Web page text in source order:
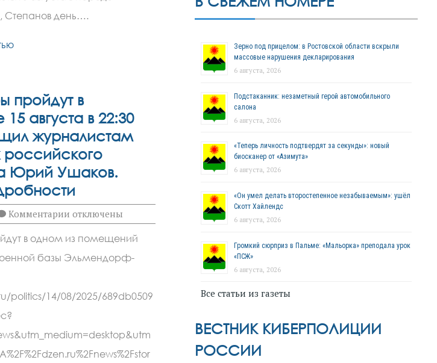
Степанов день….
пройдут в
августа в 22:30
журналистам
Юрий Ушаков.
Комментарии к
записи
пройдут
в
Анкоридже
в
22:30
журналистам
российского
отключены
в одном из помещений
базы Эльмендорф-
politics/14/08/2025/689db0509
Зерно под прицелом: в Ростовской области вскрыли
массовые нарушения декларирования
6 августа, 2026
Подстаканник: незаметный герой автомобильного
салона
6 августа, 2026
«Теперь личность подтвердят за секунды»: новый
биосканер от «Азимута»
6 августа, 2026
«Он умел делать второстепенное незабываемым»: ушёл
Скотт Хайлендс
6 августа, 2026
Громкий сюрприз в Пальме: «Мальорка» преподала урок
«ПСЖ»
6 августа, 2026
Все статьи из газеты
ВЕСТНИК КИБЕРПОЛИЦИИ
РОССИИ